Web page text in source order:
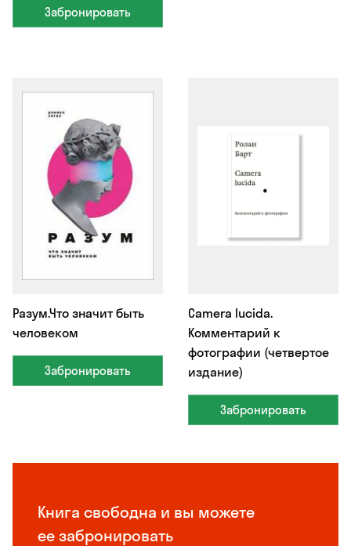
Книга свободна и вы можете
ее забронировать
Забронировать
Разум.Что значит быть
человеком
Забронировать
Camera lucida.
Комментарий к
фотографии (четвертое
издание)
Забронировать